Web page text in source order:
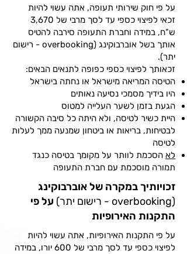
על פי חוק שירותי תעופה, אתה עשוי להיות
זכאי לפיצוי כספי עד לסך מרבי של 3,670
ש"ח, במידה וחברת התעופה סירבה להטיס
אותך בשל אוברבוקינג (overbooking - רישום
יתר).
זכאותך לפיצוי כספי כפופה לתנאים הבאים:
הטיסה המריאה מישראל או נחתה בישראל
היו בידיך מסמכי נסיעה נאותים
הגעת בזמן לשער העלייה למטוס
היית כשיר לטיסה, ולא היתה כל סיבה הקשורה
לבטיחות, בריאות או ביטחון שמנעה ממך לעלות
לטיסה
לא הסכמת לוותר על מקומך בטיסה כנגד
תמורה מוסכמת עם חברת התעופה
זכויותיך במקרה של אוברבוקינג
(overbooking - רישום יתר)
על פי
התקנות האירופיות
על פי התקנות האירופיות, אתה עשוי להיות
לפיצוי כספי עד לסך מרבי של 600 יורו, במידה